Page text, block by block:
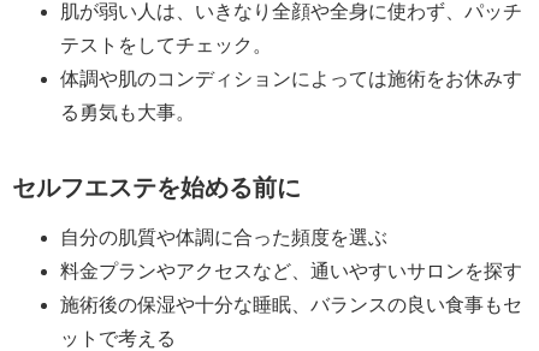
肌が弱い人は、いきなり全顔や全身に使わず、パッチ
テストをしてチェック。
体調や肌のコンディションによっては施術をお休みす
る勇気も大事。
セルフエステを始める前に
自分の肌質や体調に合った頻度を選ぶ
料金プランやアクセスなど、通いやすいサロンを探す
施術後の保湿や十分な睡眠、バランスの良い食事もセ
ットで考える